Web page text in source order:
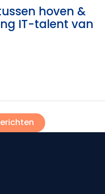
hoven &
IT-talent van